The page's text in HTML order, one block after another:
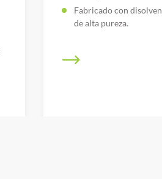
Fabricado con
de alta pureza.